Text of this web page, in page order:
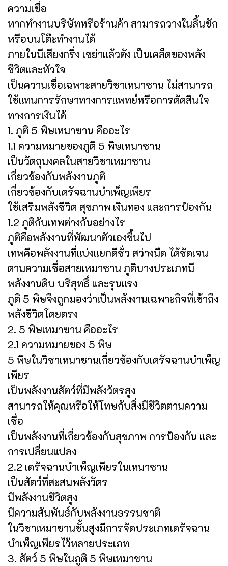
ความเชื่อ
หากทำงานบริษัทหรือร้านค้า สามารถวางในลิ้นชัก
หรือบนโต๊ะทำงานได้
ภายในมีเสียงกริ่ง เขย่าแล้วดัง เป็นเคล็ดของพลัง
ชีวิตและหัวใจ
เป็นความเชื่อเฉพาะสายวิชาเหมาซาน ไม่สามารถ
ใช้แทนการรักษาทางการแพทย์หรือการตัดสินใจ
ทางการเงินได้
1. ภูติ 5 พิษเหมาซาน คืออะไร
1.1 ความหมายของภูติ 5 พิษเหมาซาน
เป็นวัตถุมงคลในสายวิชาเหมาซาน
เกี่ยวข้องกับพลังงานภูติ
เกี่ยวข้องกับเดรัจฉานบำเพ็ญเพียร
ใช้เสริมพลังชีวิต สุขภาพ เงินทอง และการป้องกัน
1.2 ภูติกับเทพต่างกันอย่างไร
ภูติคือพลังงานที่พัฒนาตัวเองขึ้นไป
เทพคือพลังงานที่แบ่งแยกดีชั่ว สว่างมืด ได้ชัดเจน
ตามความเชื่อสายเหมาซาน ภูติบางประเภทมี
พลังงานดิบ บริสุทธิ์ และรุนแรง
ภูติ 5 พิษจึงถูกมองว่าเป็นพลังงานเฉพาะกิจที่เข้าถึง
พลังชีวิตโดยตรง
2. 5 พิษเหมาซาน คืออะไร
2.1 ความหมายของ 5 พิษ
5 พิษในวิชาเหมาซานเกี่ยวข้องกับเดรัจฉานบำเพ็ญ
เพียร
เป็นพลังงานสัตว์ที่มีพลังวัตรสูง
สามารถให้คุณหรือให้โทษกับสิ่งมีชีวิตตามความ
เชื่อ
เป็นพลังงานที่เกี่ยวข้องกับสุขภาพ การป้องกัน และ
การเปลี่ยนแปลง
2.2 เดรัจฉานบำเพ็ญเพียรในเหมาซาน
เป็นสัตว์ที่สะสมพลังวัตร
มีพลังงานชีวิตสูง
มีความสัมพันธ์กับพลังงานธรรมชาติ
ในวิชาเหมาซานชั้นสูงมีการจัดประเภทเดรัจฉาน
บำเพ็ญเพียรไว้หลายประเภท
3. สัตว์ 5 พิษในภูติ 5 พิษเหมาซาน